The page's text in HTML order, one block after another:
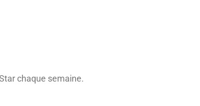
chaque semaine.